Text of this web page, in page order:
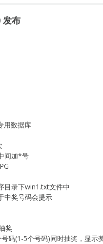
发布
用数据库
间加*号
目录下win1.txt文件中
中奖号码会提示
奖
码(1-5个号码)同时抽奖，显示